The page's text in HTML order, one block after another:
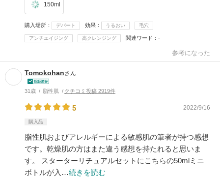
150ml
購入場所 デパート 効果 うるおい 毛穴
アンチエイジング 高クレンジング 関連ワード -
参考になった
Tomokohanさん
31歳 脂性肌 クチコミ投稿 2919件
5 2022/9/16
購入品
脂性肌およびアレルギーによる敏感肌の筆者が持つ感想
です。乾燥肌の方はまた違う感想を持たれると思いま
す。 スターターリチュアルセットにこちらの50mlミニ
ボトルが入…続きを読む